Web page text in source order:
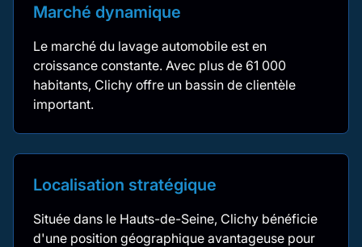
Marché dynamique
Le marché du lavage automobile est en
croissance constante. Avec plus de 61 000
habitants, Clichy offre un bassin de clientèle
important.
Localisation stratégique
Située dans le Hauts-de-Seine, Clichy bénéficie
d'une position géographique avantageuse pour